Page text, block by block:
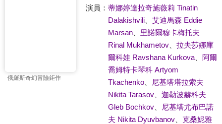
俄羅斯奇幻冒險鉅作
演員： 蒂娜婷達拉奇施薇莉 Tinatin
Dalakishvili、 艾迪馬森 Eddie
Marsan、 里諾爾穆卡梅托夫
Rinal Mukhametov、 拉夫莎娜庫
爾科娃 Ravshana Kurkova、 阿爾
喬姆特卡琴科 Artyom
Tkachenko、
尼基塔塔拉索夫
Nikita Tarasov、 迦勒波赫科夫
Gleb Bochkov、
尼基塔尤布巴諾
夫 Nikita Dyuvbanov、 克桑妮雅